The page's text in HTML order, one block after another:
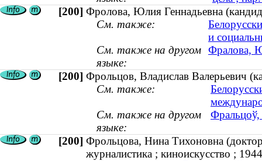
[200] Фролова, Юлия Геннадьевна
См. также:
и
См. также на другом
языке:
Фралова,
[200] Фрольцов, Владислав Валерьевич
См. также:
См. также на другом
языке:
Фральцоў,
[200] Фрольцова, Нина Тихоновна
журналистика ; киноискусство ;